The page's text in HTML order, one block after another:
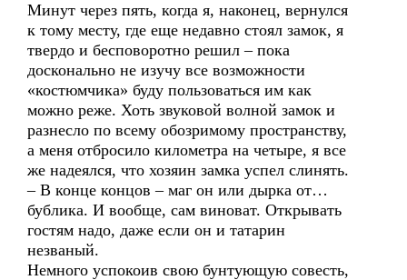
Минут через пять, когда я, наконец, вернулся
к тому месту, где еще недавно стоял замок, я
твердо и бесповоротно решил – пока
досконально не изучу все возможности
«костюмчика» буду пользоваться им как
можно реже. Хоть звуковой волной замок и
разнесло по всему обозримому пространству,
а меня отбросило километра на четыре, я все
же надеялся, что хозяин замка успел слинять.
– В конце концов – маг он или дырка от…
бублика. И вообще, сам виноват. Открывать
гостям надо, даже если он и татарин
незваный.
Немного успокоив свою бунтующую совесть,